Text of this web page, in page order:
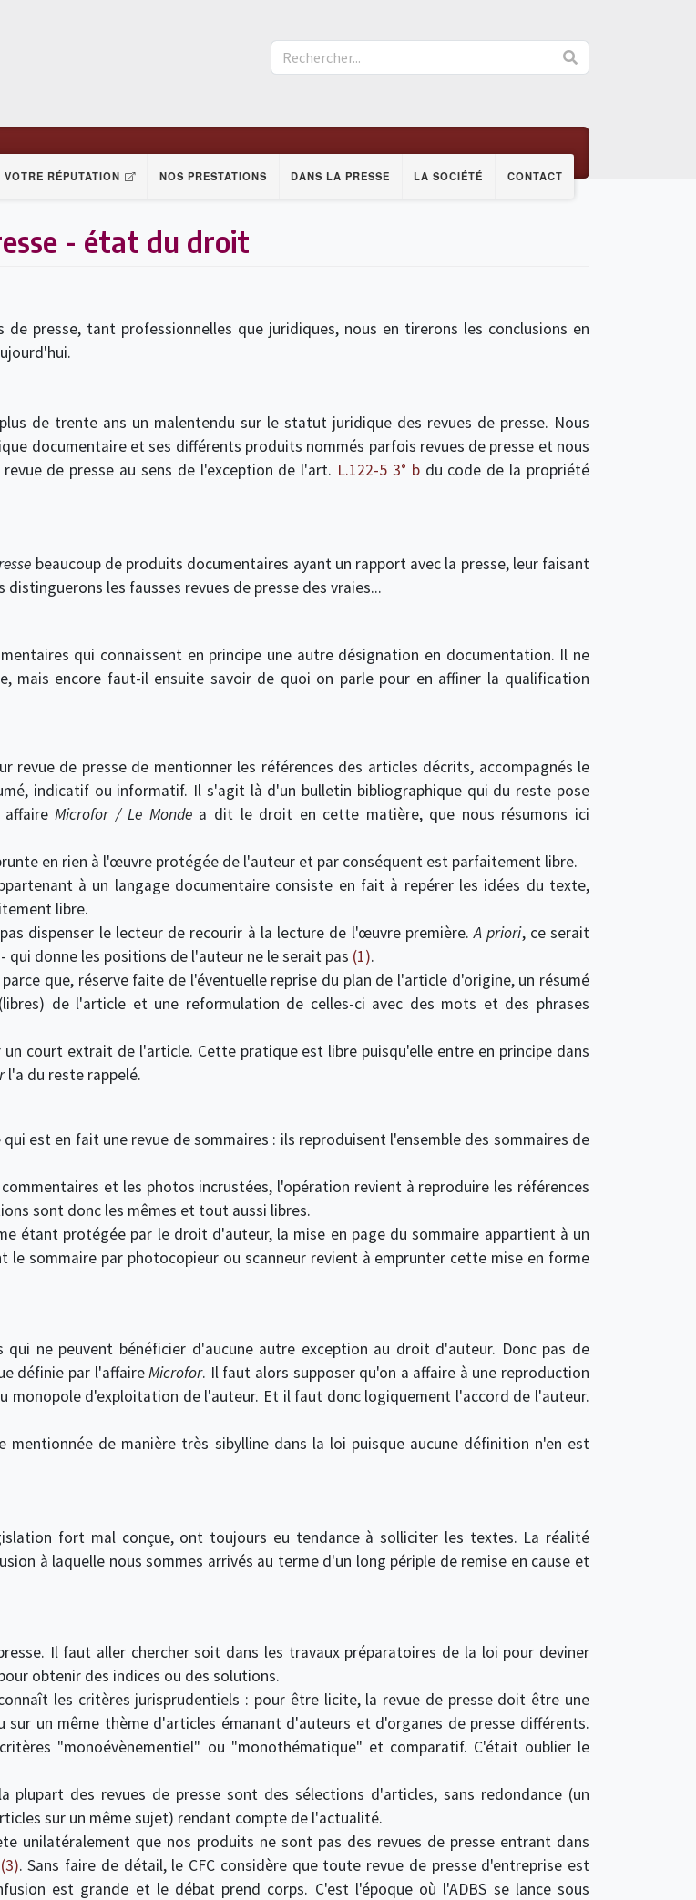
VOTRE RÉPUTATION NOS PRESTATIONS DANS LA PRESSE LA SOCIÉTÉ CONTACT
- état du droit
presse, tant professionnelles que juridiques, nous en tirerons les conclusions en
de trente ans un malentendu sur le statut juridique des revues de presse. Nous
documentaire et ses différents produits nommés parfois revues de presse et nous
de presse au sens de l'exception de l'art. L.122-5 3° bdu code de la propriété
beaucoup de produits documentaires ayant un rapport avec la presse, leur faisant
les fausses revues de presse des vraies...
qui connaissent en principe une autre désignation en documentation. Il ne
mais encore faut-il ensuite savoir de quoi on parle pour en affiner la qualification
revue de presse de mentionner les références des articles décrits, accompagnés le
indicatif ou informatif. Il s'agit là d'un bulletin bibliographique qui du reste pose
affaireMicrofor / Le Mondea dit le droit en cette matière, que nous résumons ici
en rien à l'œuvre protégée de l'auteur et par conséquent est parfaitement libre.
à un langage documentaire consiste en fait à repérer les idées du texte,
libre.
dispenser le lecteur de recourir à la lecture de l'œuvre première.A priori, ce serait
donne les positions de l'auteur ne le serait pas (1).
que, réserve faite de l'éventuelle reprise du plan de l'article d'origine, un résumé
de l'article et une reformulation de celles-ci avec des mots et des phrases
court extrait de l'article. Cette pratique est libre puisqu'elle entre en principe dans
l'a du reste rappelé.
qui est en fait une revue de sommaires : ils reproduisent l'ensemble des sommaires de
commentaires et les photos incrustées, l'opération revient à reproduire les références
sont donc les mêmes et tout aussi libres.
étant protégée par le droit d'auteur, la mise en page du sommaire appartient à un
le sommaire par photocopieur ou scanneur revient à emprunter cette mise en forme
qui ne peuvent bénéficier d'aucune autre exception au droit d'auteur. Donc pas de
définie par l'affaireMicrofor. Il faut alors supposer qu'on a affaire à une reproduction
monopole d'exploitation de l'auteur. Et il faut donc logiquement l'accord de l'auteur.
mentionnée de manière très sibylline dans la loi puisque aucune définition n'en est
fort mal conçue, ont toujours eu tendance à solliciter les textes. La réalité
à laquelle nous sommes arrivés au terme d'un long périple de remise en cause et
Il faut aller chercher soit dans les travaux préparatoires de la loi pour deviner
obtenir des indices ou des solutions.
les critères jurisprudentiels : pour être licite, la revue de presse doit être une
un même thème d'articles émanant d'auteurs et d'organes de presse différents.
"monoévènementiel" ou "monothématique" et comparatif. C'était oublier le
plupart des revues de presse sont des sélections d'articles, sans redondance (un
sur un même sujet) rendant compte de l'actualité.
unilatéralement que nos produits ne sont pas des revues de presse entrant dans
(3). Sans faire de détail, le CFC considère que toute revue de presse d'entreprise est
est grande et le débat prend corps. C'est l'époque où l'ADBS se lance sous